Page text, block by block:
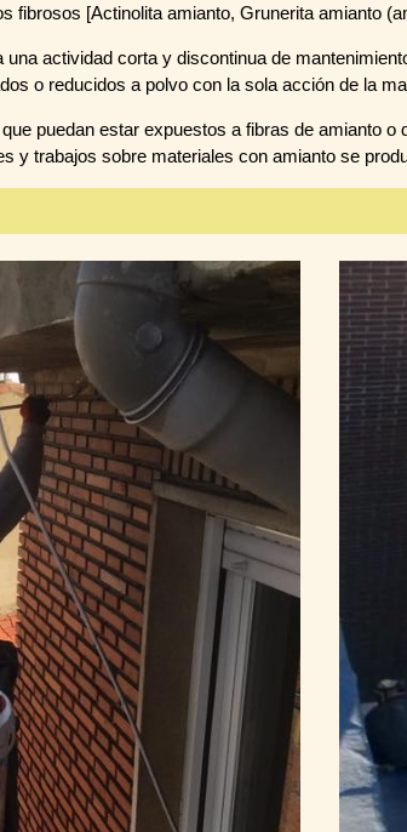
fibrosos [Actinolita amianto, Grunerita amianto
una actividad corta y discontinua de
o reducidos a polvo con la sola acción de la
puedan estar expuestos a fibras de amianto
y trabajos sobre materiales con amianto se